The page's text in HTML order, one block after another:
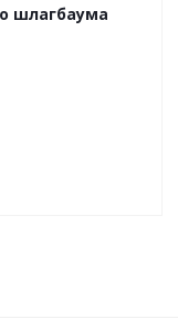
шлагбаума